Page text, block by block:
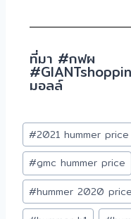
ที่มา #กฟผ
มอลล์
#2021 hummer price
#gmc hummer price
#hummer 2020 price